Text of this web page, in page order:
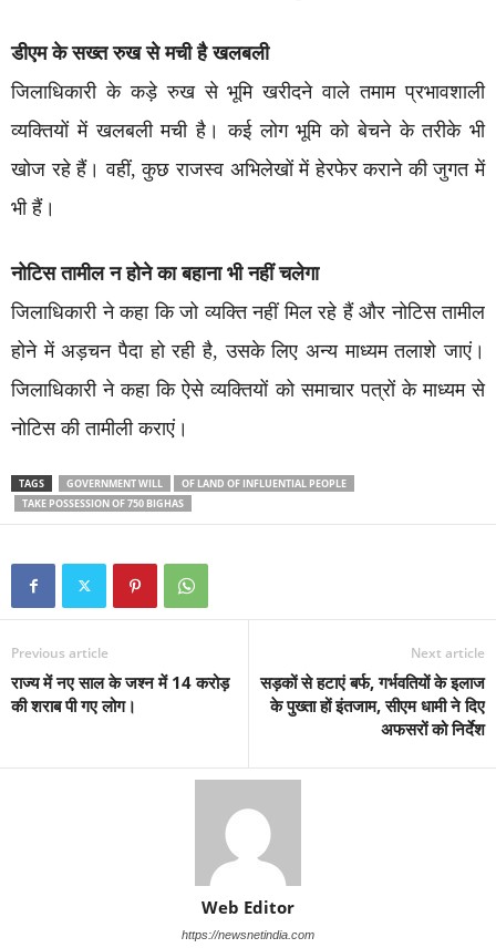
डीएम के सख्त रुख से मची है खलबली
जिलाधिकारी के कड़े रुख से भूमि खरीदने वाले तमाम प्रभावशाली
व्यक्तियों में खलबली मची है। कई लोग भूमि को बेचने के तरीके भी
खोज रहे हैं। वहीं, कुछ राजस्व अभिलेखों में हेरफेर कराने की जुगत में
भी हैं।
नोटिस तामील न होने का बहाना भी नहीं चलेगा
जिलाधिकारी ने कहा कि जो व्यक्ति नहीं मिल रहे हैं और नोटिस तामील
होने में अड़चन पैदा हो रही है, उसके लिए अन्य माध्यम तलाशे जाएं।
जिलाधिकारी ने कहा कि ऐसे व्यक्तियों को समाचार पत्रों के माध्यम से
नोटिस की तामीली कराएं।
TAGS GOVERNMENT WILL
OF LAND OF INFLUENTIAL PEOPLE
TAKE POSSESSION OF 750 BIGHAS
Previous article
राज्य में नए साल के जश्न में 14 करोड़
की शराब पी गए लोग।
Next article
सड़कों से हटाएं बर्फ, गर्भवतियों के इलाज
के पुख्ता हों इंतजाम, सीएम धामी ने दिए
अफसरों को निर्देश
Web Editor
https://newsnetindia.com